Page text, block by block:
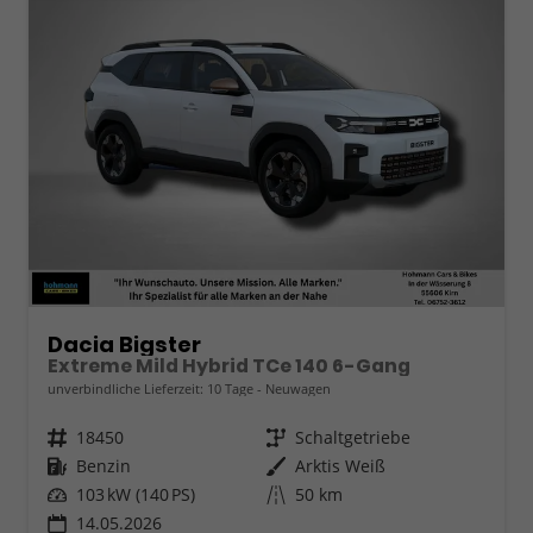
Dacia Bigster
Extreme Mild Hybrid TCe 140 6-Gang
unverbindliche Lieferzeit: 10 Tage Neuwagen
Fahrzeugnr. 18450 Getriebe Schaltgetriebe
Kraftstoff Benzin Außenfarbe Arktis Weiß
Leistung 103 kW (140 PS) Kilometerstand 50 km
14.05.2026